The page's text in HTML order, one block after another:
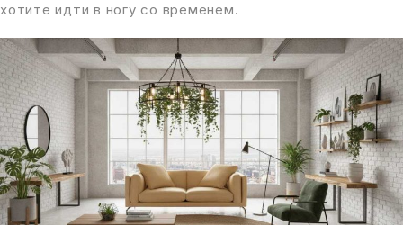
хотите идти в ногу со временем.